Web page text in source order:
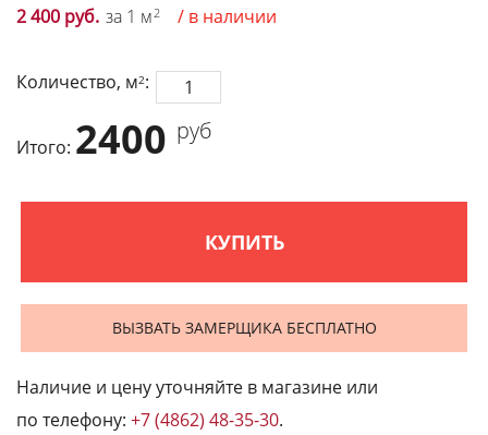
2 400 руб. за 1 м 2 / в наличии
Количество, м2:
Итого: 2400 руб
КУПИТЬ
ВЫЗВАТЬ ЗАМЕРЩИКА БЕСПЛАТНО
Наличие и цену уточняйте в магазине или
по телефону: +7 (4862) 48-35-30.